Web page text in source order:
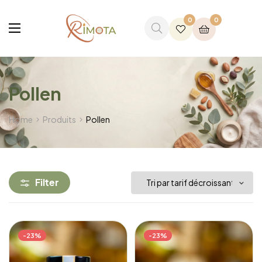
0 0
Pollen
Home Produits Pollen
Filter
-23% -23%